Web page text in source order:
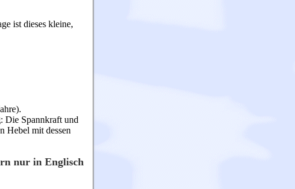
ist dieses kleine,
Die Spannkraft und
Hebel mit dessen
nur in Englisch